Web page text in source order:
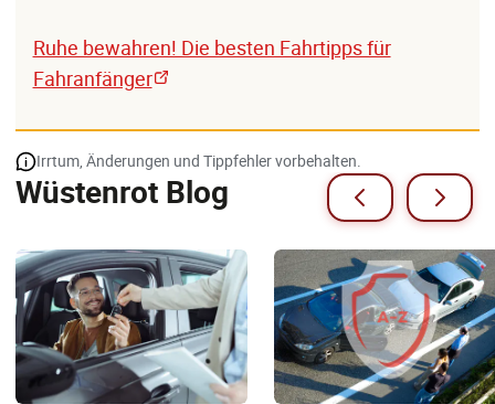
Ruhe bewahren! Die besten Fahrtipps für
Fahranfänger
Irrtum, Änderungen und Tippfehler vorbehalten.
Wüstenrot Blog